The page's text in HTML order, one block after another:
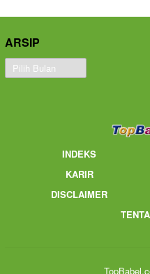
ARSIP
Arsip
INDEKS
KARIR
DISCLAIMER